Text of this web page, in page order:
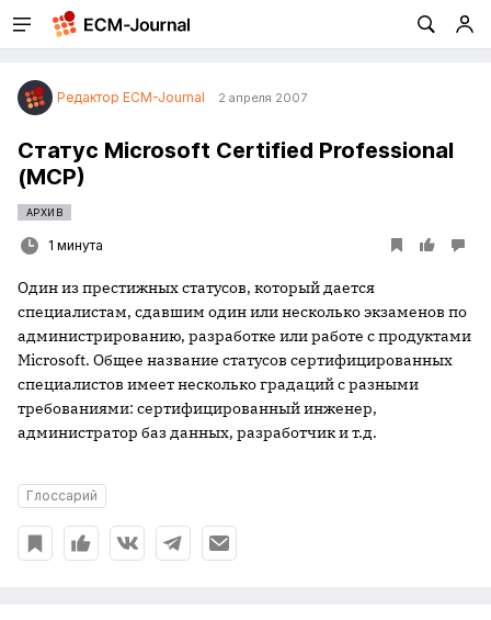
Редактор ECM-Journal 2 апреля 2007
Статус Microsoft Certified Professional
(MCP)
АРХИВ
1 минута
Один из престижных статусов, который дается
специалистам, сдавшим один или несколько экзаменов по
администрированию, разработке или работе с продуктами
Microsoft. Общее название статусов сертифицированных
специалистов имеет несколько градаций с разными
требованиями: сертифицированный инженер,
администратор баз данных, разработчик и т.д.
Глоссарий